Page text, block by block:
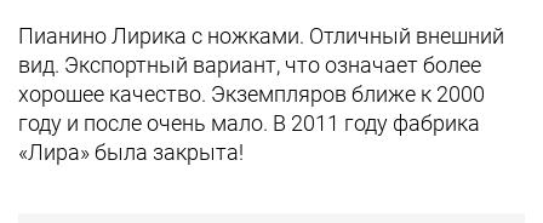
Пианино Лирика с ножками. Отличный внешний
вид. Экспортный вариант, что означает более
хорошее качество. Экземпляров ближе к 2000
году и после очень мало. В 2011 году фабрика
«Лира» была закрыта!